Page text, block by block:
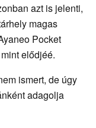
azt is jelenti,
magas
Pocket
elődjéé.
ismert, de úgy
adagolja